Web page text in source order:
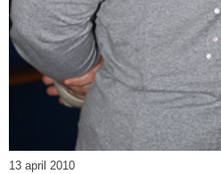
13 april 2010